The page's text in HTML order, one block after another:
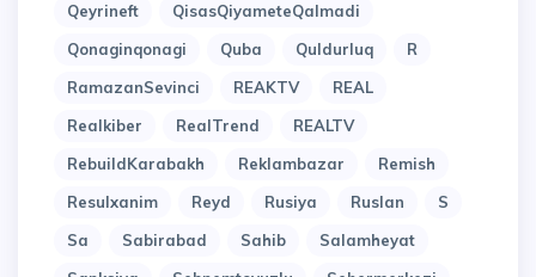
Qeyrineft
QisasQiyameteQalmadi
Qonaginqonagi
Quba Quldurluq
R
RamazanSevinci
REAKTV
REAL
Realkiber
RealTrend
REALTV
RebuildKarabakh
Reklambazar
Remish
Resulxanim
Reyd Rusiya Ruslan
S
Sa
Sabirabad Sahib
Salamheyat